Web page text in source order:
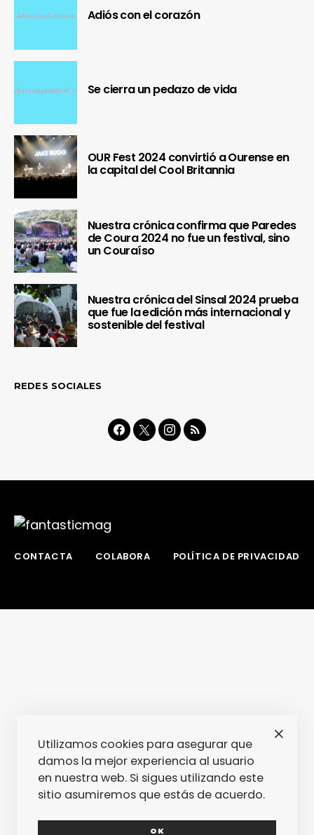
Adiós con el corazón
Se cierra un pedazo de vida
OUR Fest 2024 convirtió a Ourense en
la capital del Cool Britannia
Nuestra crónica confirma que Paredes
de Coura 2024 no fue un festival, sino
un Couraíso
Nuestra crónica del Sinsal 2024 prueba
que fue la edición más internacional y
sostenible del festival
REDES SOCIALES
CONTACTA COLABORA POLÍTICA DE PRIVACIDAD
Utilizamos cookies para asegurar que
damos la mejor experiencia al usuario
en nuestra web. Si sigues utilizando este
sitio asumiremos que estás de acuerdo.
OK